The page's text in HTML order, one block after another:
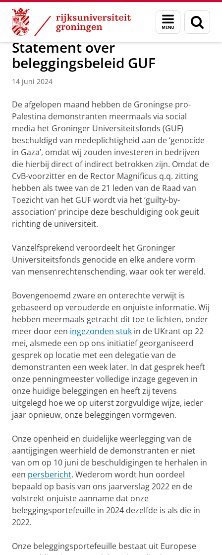
Skip
Content
Skip
Navigation
Menu
en
zoeken
Over ons Actueel Nieuws Nieuwsberichten
Statement over
beleggingsbeleid GUF
14 juni 2024
De afgelopen maand hebben de Groningse pro-
Palestina demonstranten meermaals via social
media het Groninger Universiteitsfonds (GUF)
beschuldigd van medeplichtigheid aan de ‘genocide
in Gaza’, omdat wij zouden investeren in bedrijven
die hierbij direct of indirect betrokken zijn. Omdat de
CvB-voorzitter en de Rector Magnificus q.q. zitting
hebben als twee van de 21 leden van de Raad van
Toezicht van het GUF wordt via het ‘guilty-by-
association’ principe deze beschuldiging ook geuit
richting de universiteit.
Vanzelfsprekend veroordeelt het Groninger
Universiteitsfonds genocide en elke andere vorm
van mensenrechtenschending, waar ook ter wereld.
Bovengenoemd zware en onterechte verwijt is
gebaseerd op verouderde en onjuiste informatie. Wij
hebben meermaals getracht dit toe te lichten, onder
meer door een ingezonden stuk in de UKrant op 22
mei, alsmede een op ons initiatief georganiseerd
gesprek op locatie met een delegatie van de
demonstranten een week later. In dat gesprek heeft
onze penningmeester volledige inzage gegeven in
onze huidige beleggingen en heeft zij tevens
uitgelegd hoe we op uiterst zorgvuldige wijze, ieder
jaar opnieuw, onze beleggingen vormgeven.
Onze openheid en duidelijke weerlegging van de
aantijgingen weerhield de demonstranten er niet
van om op 10 juni de beschuldigingen te herhalen in
een persbericht. Wederom wordt hun oordeel
bepaald op basis van ons jaarverslag 2022 en de
volstrekt onjuiste aanname dat onze
beleggingsportefeuille in 2024 dezelfde is als die in
2022.
Onze beleggingsportefeuille bestaat uit Europese